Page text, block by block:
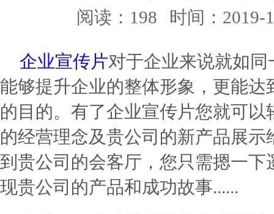
阅读：198 时间：2019-
企业宣传片对于企业来说就如
能够提升企业的整体形象，更能
的目的。有了企业宣传片您就可
的经营理念及贵公司的新产品展
到贵公司的会客厅，您只需摁一
现贵公司的产品和成功故事......